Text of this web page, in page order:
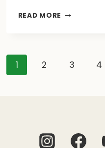
READ MORE EDUCAR
SOBRE
Page
1 2 3 4